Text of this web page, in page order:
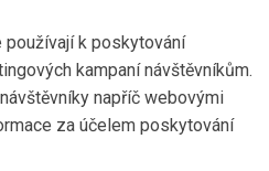
k poskytování
kampaní návštěvníkům.
napříč webovými
za účelem poskytování